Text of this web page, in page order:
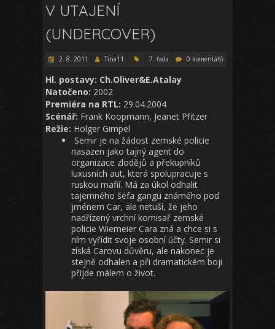
V UTAJENÍ
(UNDERCOVER)
2. 8. 2011 Tina11 7. řada 0 komentářů
Hl. postavy: Ch.Oliver&E.Atalay
Natočeno: 2002
Premiéra na RTL: 29.04.2004
Scénář: Frank Koopmann, Jeanet Pfitzer
Režie: Holger Gimpel
Semir je na žádost zemské policie
nasazen jako tajný agent do
organizace zlodějů a překupníků
luxusních aut, která spolupracuje s
ruskou mafií. Má za úkol odhalit
tajemného šéfa gangu známého pod
jménem Car, ale netuší, že jeho
nadřízený vrchní komisař zemské
policie Wiemeier Cara zná a chce si s
ním vyřídit svoje osobní účty. Semir si
získá Carovu důvěru, ale nakonec je
stejně odhalen a při dramatickém boji
přijde málem o život.